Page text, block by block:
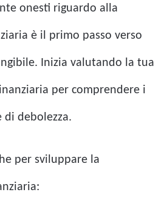
onesti riguardo alla
è il primo passo verso
Inizia valutando la tua
per comprendere i
debolezza.
per sviluppare la